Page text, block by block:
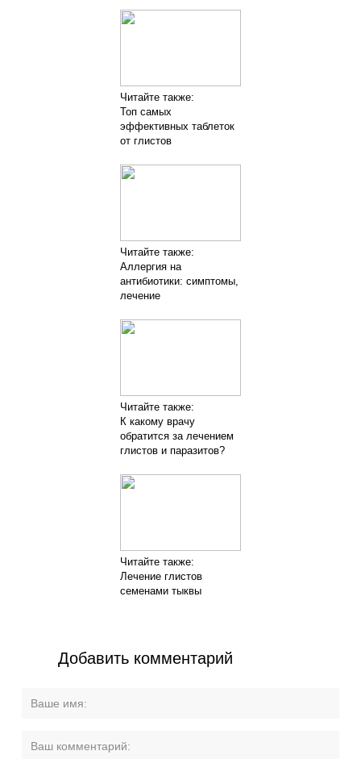
Читайте также:
Топ самых
эффективных таблеток
от глистов
Читайте также:
Аллергия на
антибиотики: симптомы,
лечение
Читайте также:
К какому врачу
обратится за лечением
глистов и паразитов?
Читайте также:
Лечение глистов
семенами тыквы
Добавить комментарий